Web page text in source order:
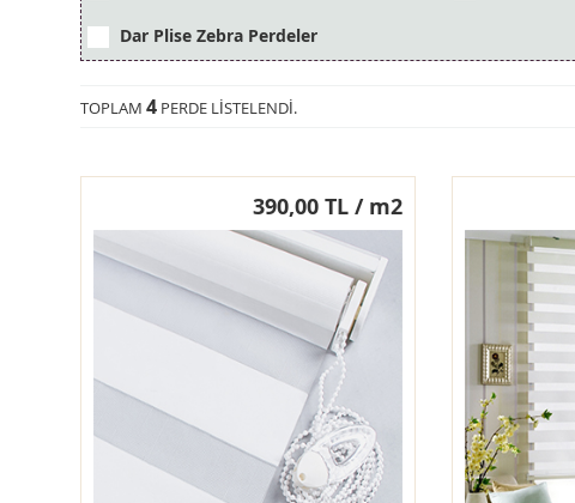
Dar Plise Zebra Perdeler
TOPLAM 4 PERDE LISTELENDI.
390,00 TL / m2